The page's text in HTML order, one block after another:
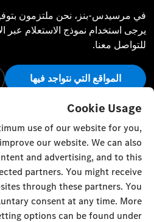
في مرسيدس-بنز، نحن ملتزمون
يرجى استخدام نموذج الاستعلام عبر
للتواصل معنا.
المواقع التي نتواجد فيها
أبق على اتصال
تفضل بزيارة قنواتنا الاجتماعية
مرسيدس-بنز.
إعدادات
Cookie Usage
use of our website for you,
our website. We can also
and advertising, and to this
partners. You might receive
through these partners. You
consent at any time. More
options can be found under